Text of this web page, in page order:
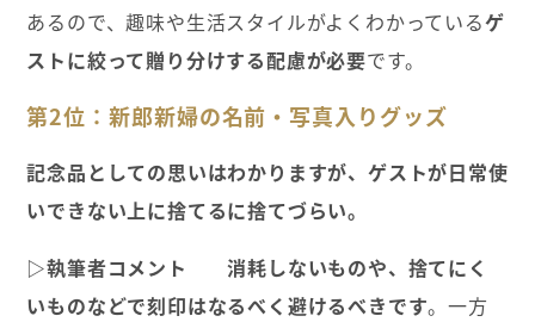
あるので、趣味や生活スタイルがよくわかっているゲ
ストに絞って贈り分けする配慮が必要です。
第2位：新郎新婦の名前・写真入りグッズ
記念品としての思いはわかりますが、ゲストが日常使
いできない上に捨てるに捨てづらい。
▷執筆者コメント
消耗しないものや、捨てにく
いものなどで刻印はなるべく避けるべきです。一方